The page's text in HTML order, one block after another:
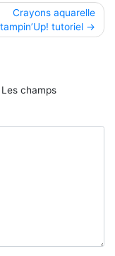
Crayons aquarelle
tutoriel
Les champs